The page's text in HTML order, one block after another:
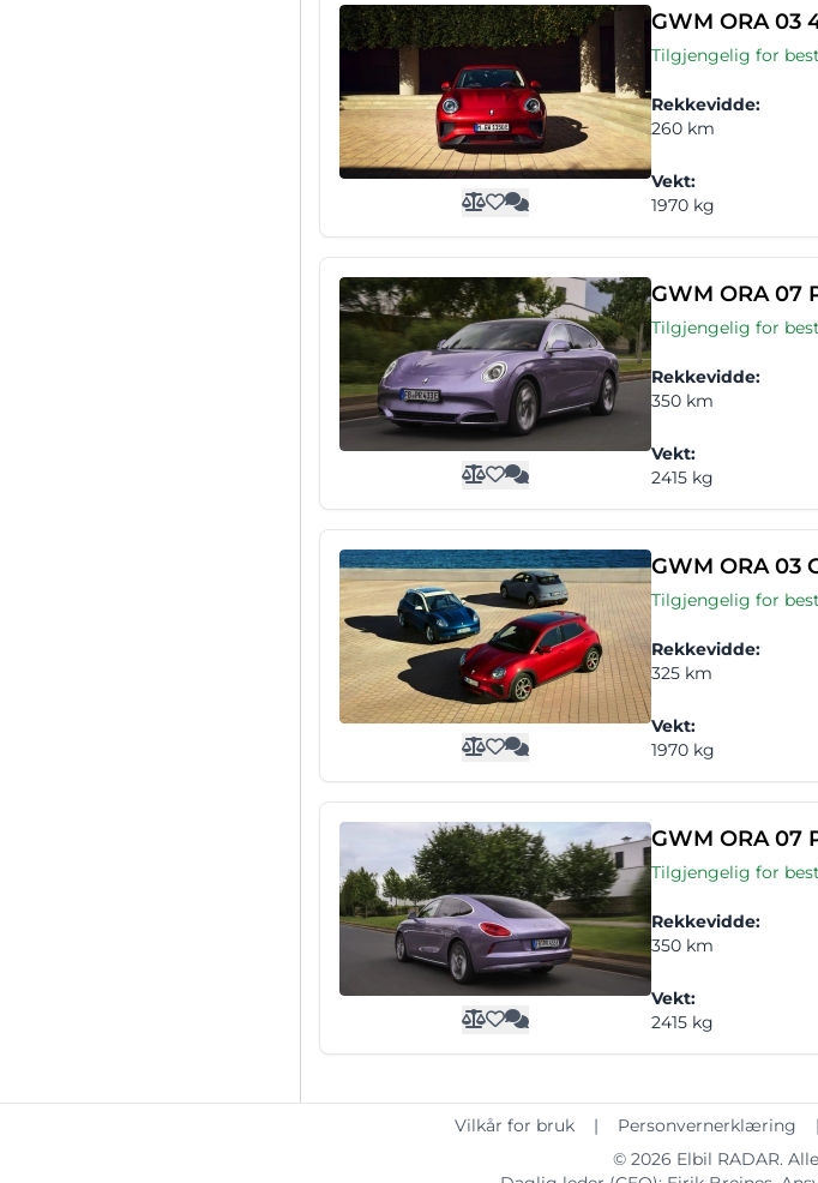
GWM ORA 03
Tilgjengelig for
Rekkevidde:
260 km
Vekt:
1970 kg
GWM ORA 07
Tilgjengelig for
Rekkevidde:
350 km
Vekt:
2415 kg
GWM ORA 03
Tilgjengelig for
Rekkevidde:
325 km
Vekt:
1970 kg
GWM ORA 07
Tilgjengelig for
Rekkevidde:
350 km
Vekt:
2415 kg
Vilkår for bruk | Personvernerklæring |
© 2026 Elbil RADAR.